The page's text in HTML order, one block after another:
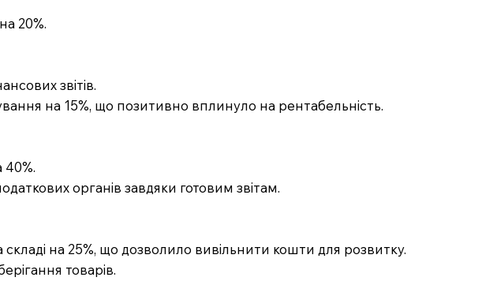
20%.
звітів.
на 15%, що позитивно вплинуло на рентабельність.
40%.
органів завдяки готовим звітам.
на 25%, що дозволило вивільнити кошти для розвитку.
товарів.